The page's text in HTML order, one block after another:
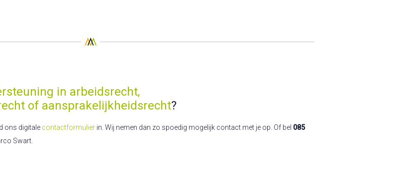
in arbeidsrecht,
of aansprakelijkheidsrecht?
ons digitale contactformulier in. Wij nemen dan zo spoedig mogelijk contact met je op. Of bel 085
Swart.